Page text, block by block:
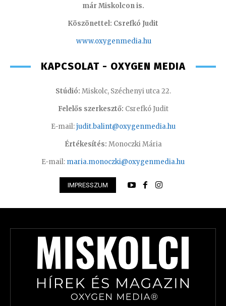
már Miskolcon is.
Köszönettel: Csrefkó Judit
www.oxygenmedia.hu
KAPCSOLAT - OXYGEN MEDIA
Stúdió: Miskolc, Széchenyi utca 22.
Felelős szerkesztő: Csrefkó Judit
E-mail:judit.balint@oxygenmedia.hu
Értékesítés: Monoczki Mária
E-mail: maria.monoczki@oxygenmedia.hu
IMPRESSZUM